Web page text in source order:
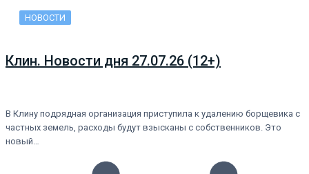
НОВОСТИ
Клин. Новости дня 27.07.26 (12+)
В Клину подрядная организация приступила к удалению борщевика с
частных земель, расходы будут взысканы с собственников. Это
новый…